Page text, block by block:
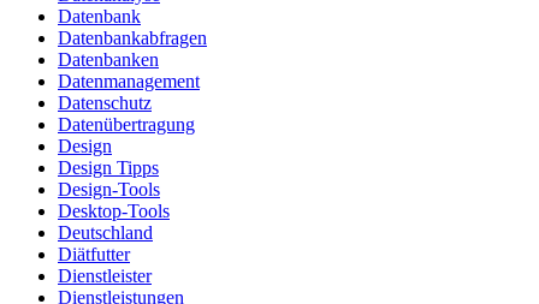
Datenbank
Datenbankabfragen
Datenbanken
Datenmanagement
Datenschutz
Datenübertragung
Design
Design Tipps
Design-Tools
Desktop-Tools
Deutschland
Diätfutter
Dienstleister
Dienstleistungen